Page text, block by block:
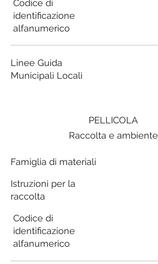
PELLICOLA
Raccolta e ambiente
Famiglia di materiali
Istruzioni per la
raccolta
Codice di
identificazione
alfanumerico
Codice di
identificazione
alfanumerico
Linee Guida
Municipali Locali